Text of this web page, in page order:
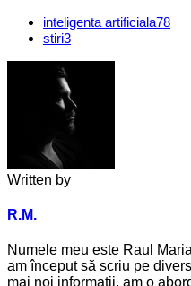
inteligenta artificiala78
stiri3
Written by
R.M.
Numele meu este Raul
am început să scriu pe
mai noi informații, am o